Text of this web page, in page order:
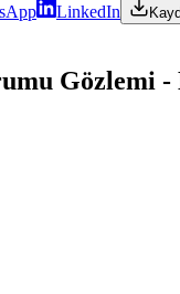
LinkedIn
Gözlemi